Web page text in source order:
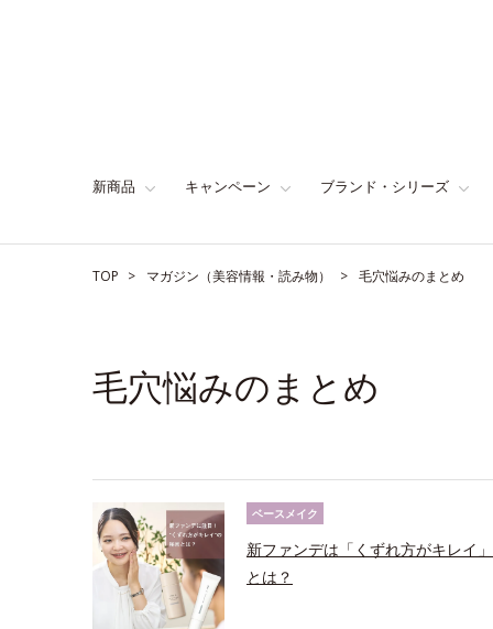
新商品 キャンペーン ブランド・シリーズ
TOP マガジン（美容情報・読み物） 毛穴悩みのまとめ
毛穴悩みのまとめ
ベースメイク
新ファンデは「くずれ方がキレイ
とは？